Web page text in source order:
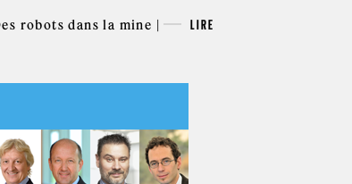
robots dans la mine | LIRE